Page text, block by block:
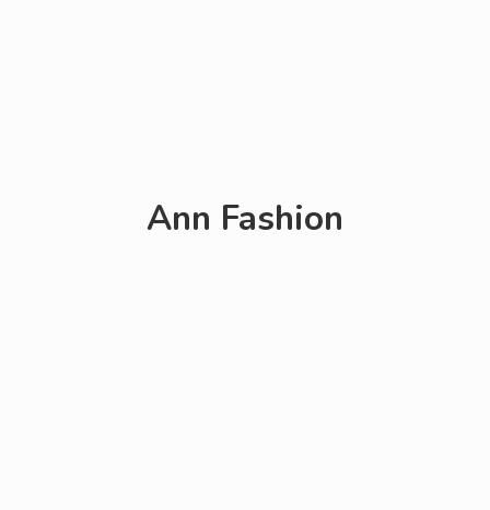
Ann Fashion